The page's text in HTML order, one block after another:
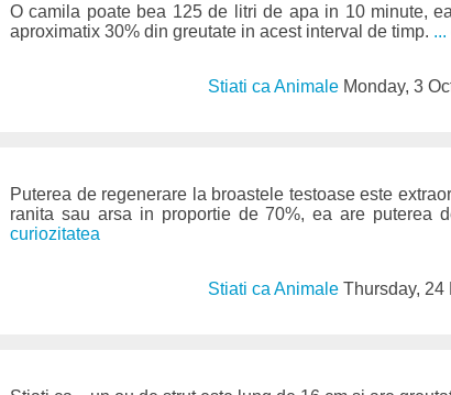
O camila poate bea 125 de litri de apa in 10 minute,
aproximatix 30% din greutate in acest interval de timp.
Stiati ca Animale Monday, 3
Puterea de regenerare la broastele testoase este
ranita sau arsa in proportie de 70%, ea are puterea
curiozitatea
Stiati ca AnimaleThursday, 24